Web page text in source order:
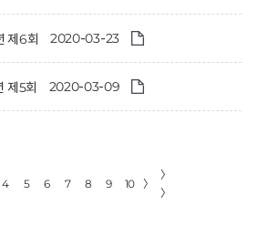
제6회 2020-03-23
제5회 2020-03-09
4 5 6 7 8 9 10 〉
〉
〉